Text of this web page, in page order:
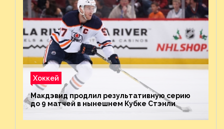
Хоккей
Макдэвид продлил результативную серию
до 9 матчей в нынешнем Кубке Стэнли